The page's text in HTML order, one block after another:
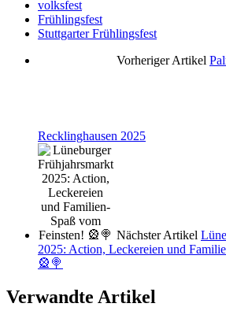
volksfest
Frühlingsfest
Stuttgarter Frühlingsfest
Vorheriger Artikel
Recklinghausen 2025
Nächster Artikel
2025: Action, Leckereien und
🎡🍭
Verwandte Artikel